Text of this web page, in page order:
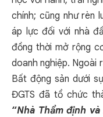
chính; cũng như rèn
áp lực đối với nhà
đồng thời mở rộng
doanh nghiệp. Ngoài
Bất động sản dưới
ĐGTS đã tổ chức
“Nhà Thẩm định